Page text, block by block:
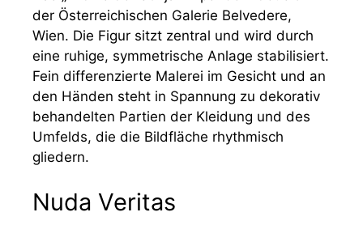
der Österreichischen Galerie Belvedere,
Wien. Die Figur sitzt zentral und wird durch
eine ruhige, symmetrische Anlage stabilisiert.
Fein differenzierte Malerei im Gesicht und an
den Händen steht in Spannung zu dekorativ
behandelten Partien der Kleidung und des
Umfelds, die die Bildfläche rhythmisch
gliedern.
Nuda Veritas